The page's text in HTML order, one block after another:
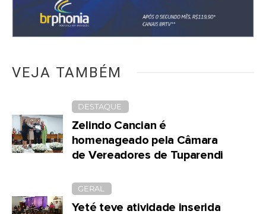
VEJA TAMBÉM
DESTAQUE
Zelindo Cancian é
homenageado pela Câmara
de Vereadores de Tuparendi
GERAL
Yeté teve atividade inserida